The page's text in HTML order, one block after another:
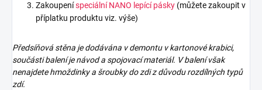
Zakoupeníspeciální NANO lepící pásky (můžete zakoupit v
příplatku produktu viz. výše)
Předsíňová stěna je dodávána v demontu v kartonové krabici,
součásti balení je návod a spojovací materiál. V balení však
nenajdetehmoždinky a šroubky do zdi z důvodu rozdílných typů
zdí.